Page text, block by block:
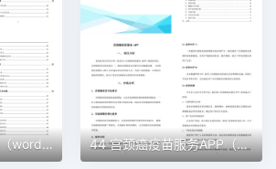
45 宠物创业计划书（word＋ppt配套）创业计划书word模板 44 宫颈癌疫苗服务APP（word＋ppt配套）创业计划书word模板